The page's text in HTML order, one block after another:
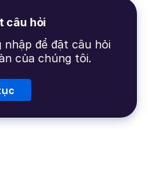
câu hỏi
để đặt câu hỏi
của chúng tôi.